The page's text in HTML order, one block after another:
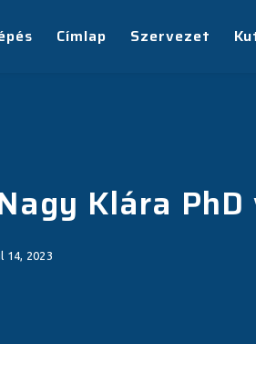
Címlap Szervezet
Klára PhD
14, 2023